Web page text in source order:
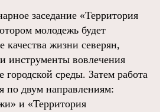
заседание «Территория
молодежь будет
качества жизни северян,
инструменты вовлечения
среды. Затем работа
по двум направлениям:
и «Территория